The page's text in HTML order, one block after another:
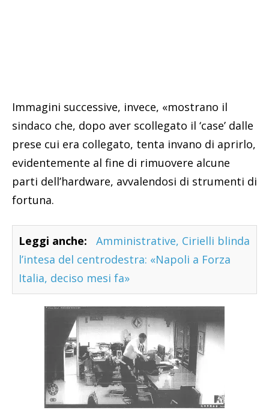
Immagini successive, invece, «mostrano il
sindaco che, dopo aver scollegato il ‘case’ dalle
prese cui era collegato, tenta invano di aprirlo,
evidentemente al fine di rimuovere alcune
parti dell’hardware, avvalendosi di strumenti di
fortuna.
Leggi anche:
Amministrative, Cirielli blinda
l’intesa del centrodestra: «Napoli a Forza
Italia, deciso mesi fa»